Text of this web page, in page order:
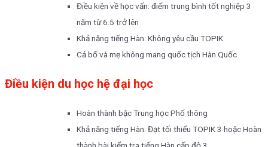
Điều kiện về học vấn: điểm trung bình tốt nghiệp 3
năm từ 6.5 trở lên
Khả năng tiếng Hàn: Không yêu cầu TOPIK
Cả bố và mẹ không mang quốc tịch Hàn Quốc
Điều kiện du học hệ đại học
Hoàn thành bậc Trung học Phổ thông
Khả năng tiếng Hàn: Đạt tối thiểu TOPIK 3 hoặc Hoàn